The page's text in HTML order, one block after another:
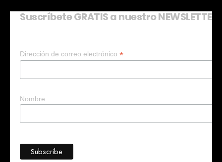
Suscríbete GRATIS a nuestro NEWSLETTER
Dirección de correo electrónico *
Nombre
¿Quieres que te ayude a crear un